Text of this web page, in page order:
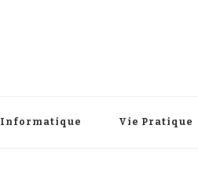
Informatique Vie Pratique